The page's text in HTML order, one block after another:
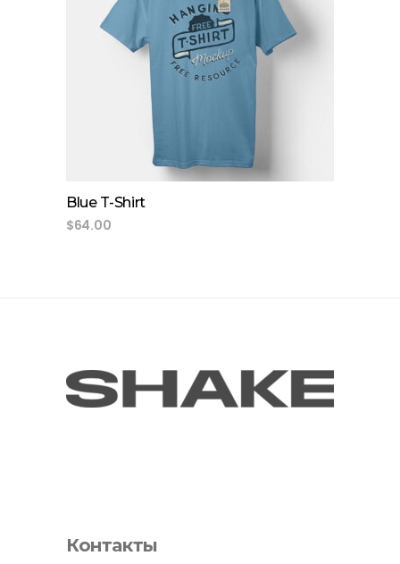
add to cart
Blue T-Shirt
$64.00
Контакты